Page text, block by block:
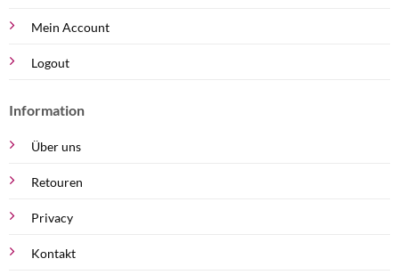
Mein Account
Logout
Information
Über uns
Retouren
Privacy
Kontakt